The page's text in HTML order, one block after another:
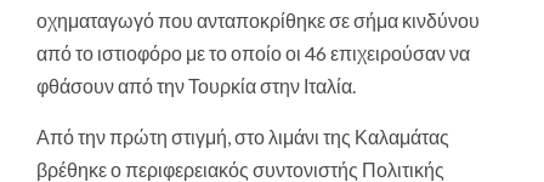
οχηματαγωγό που ανταποκρίθηκε σε σήμα κινδύνου
από το ιστιοφόρο με το οποίο οι 46 επιχειρούσαν να
φθάσουν από την Τουρκία στην Ιταλία.
Από την πρώτη στιγμή, στο λιμάνι της Καλαμάτας
βρέθηκε ο περιφερειακός συντονιστής Πολιτικής